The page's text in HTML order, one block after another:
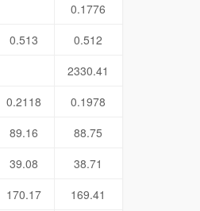
0.1776
0.513
0.512
2330.41
0.2118
0.1978
89.16
88.75
39.08
38.71
170.17
169.41